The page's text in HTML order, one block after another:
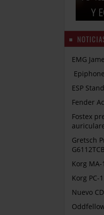
EMG
ESP
Fender
Fostex
Gretsch
Korg
Korg PC-
Nuevo